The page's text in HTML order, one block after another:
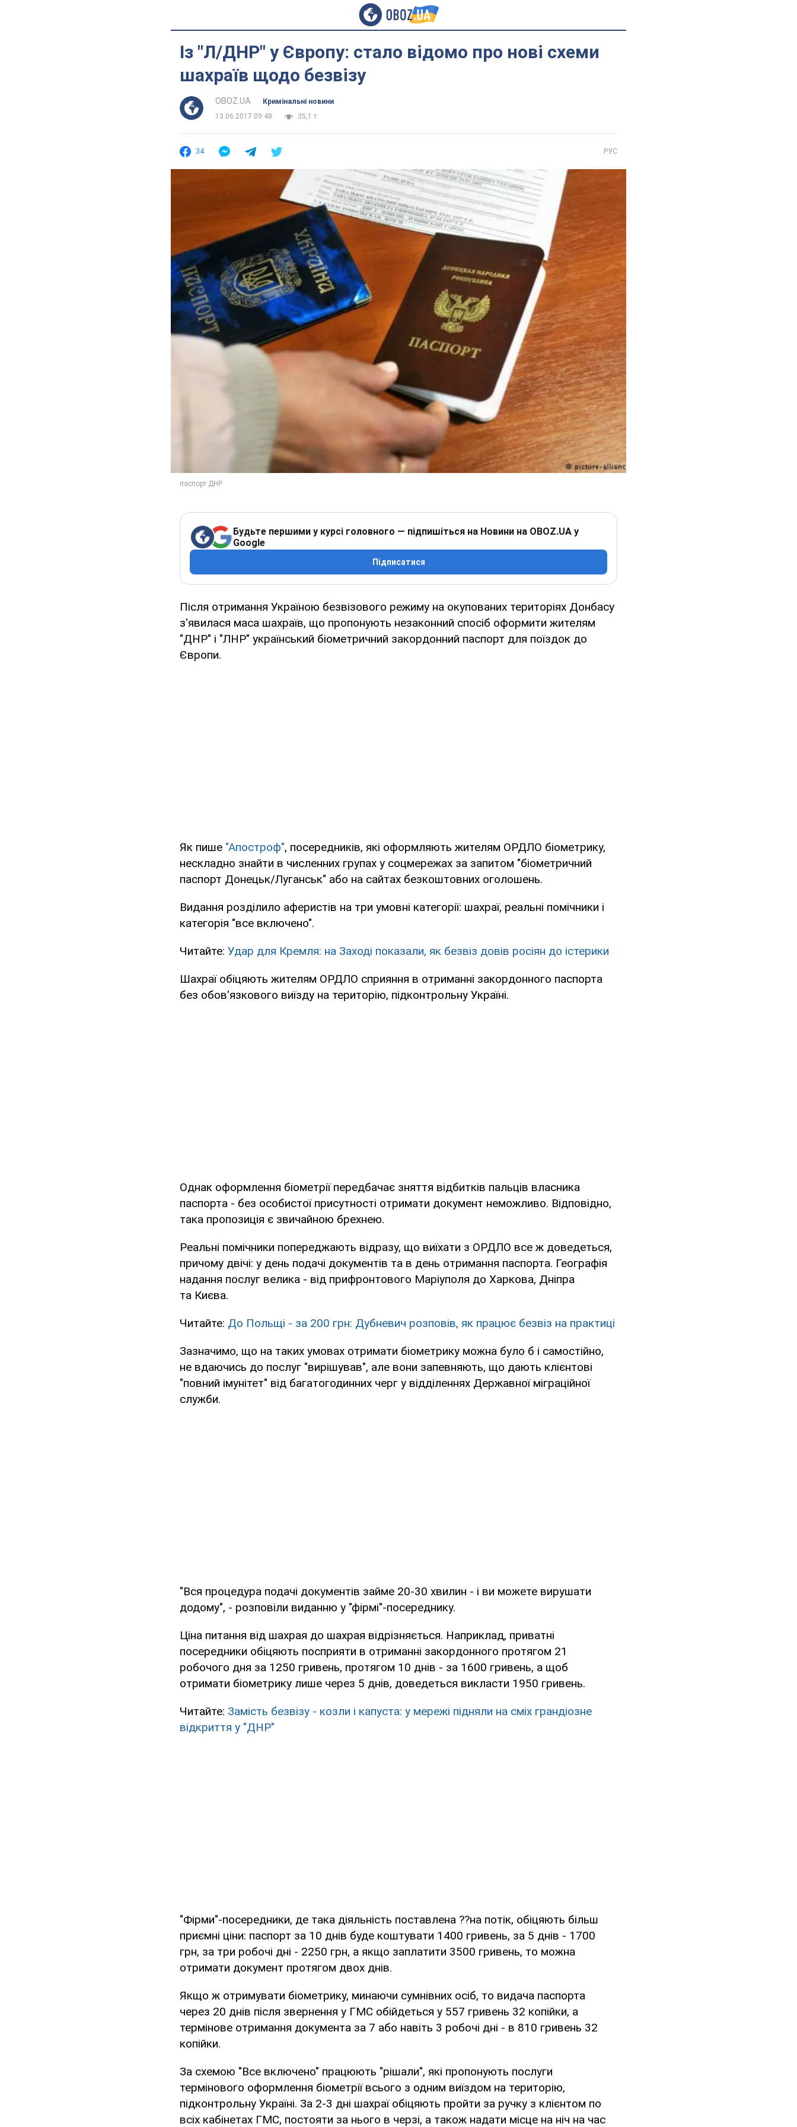
Із "Л/ДНР" у Європу: стало відомо про нові схеми
шахраїв щодо безвізу
OBOZ.UA
Кримінальні новини
13.06.2017 09:48
35,1 т.
34 РУС
Будьте першими у курсі головного — підпишіться на Новини на OBOZ.UA у
Google
Підписатися
Після отримання Україною безвізового режиму на окупованих територіях Донбасу
з'явилася маса шахраїв, що пропонують незаконний спосіб оформити жителям
"ДНР" і "ЛНР" український біометричний закордонний паспорт для поїздок до
Європи.
Як пише "Апостроф", посередників, які оформляють жителям ОРДЛО біометрику,
нескладно знайти в численних групах у соцмережах за запитом "біометричний
паспорт Донецьк/Луганськ" або на сайтах безкоштовних оголошень.
Видання розділило аферистів на три умовні категорії: шахраї, реальні помічники і
категорія "все включено".
Читайте: Удар для Кремля: на Заході показали, як безвіз довів росіян до істерики
Шахраї обіцяють жителям ОРДЛО сприяння в отриманні закордонного паспорта
без обов'язкового виїзду на територію, підконтрольну Україні.
Однак оформлення біометрії передбачає зняття відбитків пальців власника
паспорта - без особистої присутності отримати документ неможливо. Відповідно,
така пропозиція є звичайною брехнею.
Реальні помічники попереджають відразу, що виїхати з ОРДЛО все ж доведеться,
причому двічі: у день подачі документів та в день отримання паспорта. Географія
надання послуг велика - від прифронтового Маріуполя до Харкова, Дніпра
та Києва.
Читайте: До Польщі - за 200 грн: Дубневич розповів, як працює безвіз на практиці
Зазначимо, що на таких умовах отримати біометрику можна було б і самостійно,
не вдаючись до послуг "вирішував", але вони запевняють, що дають клієнтові
"повний імунітет" від багатогодинних черг у відділеннях Державної міграційної
служби.
"Вся процедура подачі документів займе 20-30 хвилин - і ви можете вирушати
додому", - розповіли виданню у "фірмі"-посереднику.
Ціна питання від шахрая до шахрая відрізняється. Наприклад, приватні
посередники обіцяють посприяти в отриманні закордонного протягом 21
робочого дня за 1250 гривень, протягом 10 днів - за 1600 гривень, а щоб
отримати біометрику лише через 5 днів, доведеться викласти 1950 гривень.
Читайте: Замість безвізу - козли і капуста: у мережі підняли на сміх грандіозне
відкриття у "ДНР"
"Фірми"-посередники, де така діяльність поставлена ??на потік, обіцяють більш
приємні ціни: паспорт за 10 днів буде коштувати 1400 гривень, за 5 днів - 1700
грн, за три робочі дні - 2250 грн, а якщо заплатити 3500 гривень, то можна
отримати документ протягом двох днів.
Якщо ж отримувати біометрику, минаючи сумнівних осіб, то видача паспорта
через 20 днів після звернення у ГМС обійдеться у 557 гривень 32 копійки, а
термінове отримання документа за 7 або навіть 3 робочі дні - в 810 гривень 32
копійки.
За схемою "Все включено" працюють "рішали", які пропонують послуги
термінового оформлення біометрії всього з одним виїздом на територію,
підконтрольну Україні. За 2-3 дні шахраї обіцяють пройти за ручку з клієнтом по
всіх кабінетах ГМС, постояти за нього в черзі, а також надати місце на ніч на час